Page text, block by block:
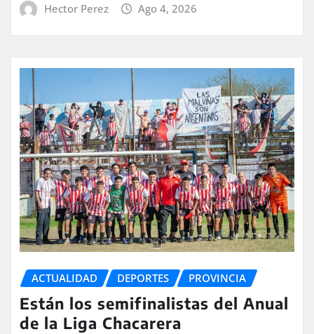
Hector Perez Ago 4, 2026
ACTUALIDAD DEPORTES PROVINCIA
Están los semifinalistas del Anual
de la Liga Chacarera